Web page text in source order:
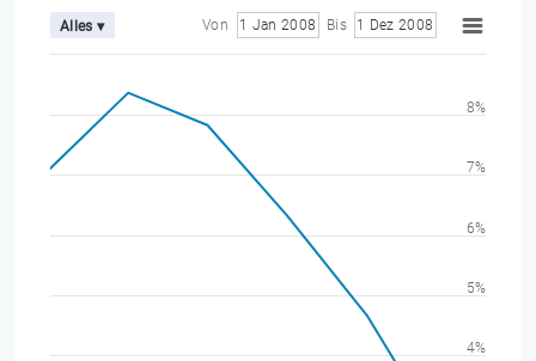
Alles ▾ Von 1 Jan 2008 Bis 1 Dez 2008
4%
5%
6%
7%
8%